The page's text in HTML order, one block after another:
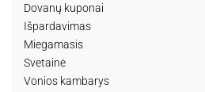
Dovanų kuponai
Išpardavimas
Miegamasis
Svetainė
Vonios kambarys